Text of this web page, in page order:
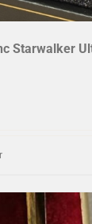
Starwalker